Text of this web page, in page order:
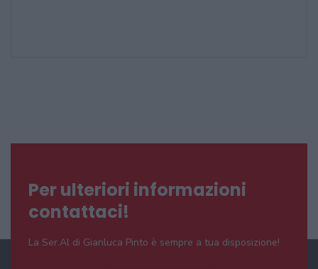
Per ulteriori informazioni
contattaci!
La Ser.Al di Gianluca Pinto è sempre a tua disposizione!